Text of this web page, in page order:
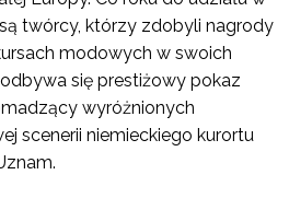
twórcy, którzy zdobyli nagrody
modowych w swoich
się prestiżowy pokaz
wyróżnionych
scenerii niemieckiego kurortu